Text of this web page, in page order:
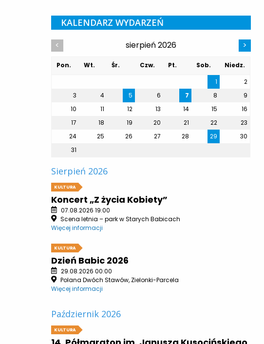
KALENDARZ WYDARZEŃ
< sierpień 2026 >
Pon. Wt. Śr. Czw. Pt. Sob.
Niedz.
1
2
3
4 5 6 7 8
9
10
11 12 13 14 15
16
17
18 19 20 21 22
23
24
25 26 27 28 29
30
31
Sierpień 2026
KULTURA
Koncert „Z życia Kobiety”
07.08.2026 19:00
Scena letnia – park w Starych Babicach
Więcej informacji
KULTURA
Dzień Babic 2026
29.08.2026 00:00
Polana Dwóch Stawów, Zielonki-Parcela
Więcej informacji
Październik 2026
KULTURA